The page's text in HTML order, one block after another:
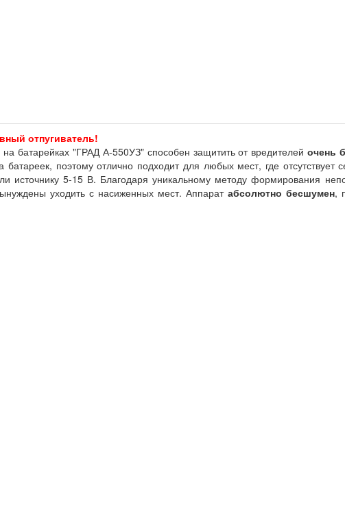
отпугиватель!
на батарейках "ГРАД А-550УЗ" способен защитить от вредителейочень
батареек, поэтому отлично подходит для любых мест, где
источнику 5-15 В. Благодаря уникальному методу формирования
уходить с насиженных мест. Аппарат абсолютно бесшумен,